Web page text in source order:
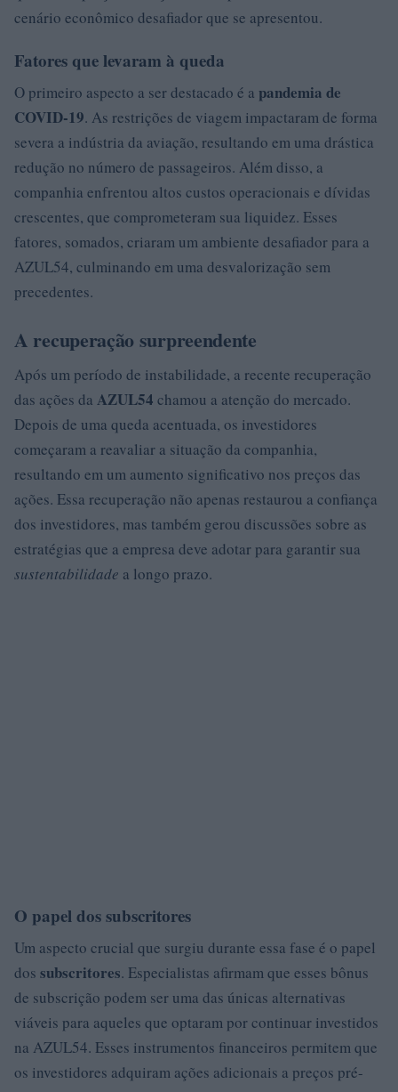
cenário econômico desafiador que se apresentou.
Fatores que levaram à queda
O primeiro aspecto a ser destacado é a pandemia de
COVID-19. As restrições de viagem impactaram de forma
severa a indústria da aviação, resultando em uma drástica
redução no número de passageiros. Além disso, a
companhia enfrentou altos custos operacionais e dívidas
crescentes, que comprometeram sua liquidez. Esses
fatores, somados, criaram um ambiente desafiador para a
AZUL54, culminando em uma desvalorização sem
precedentes.
A recuperação surpreendente
Após um período de instabilidade, a recente recuperação
das ações da AZUL54 chamou a atenção do mercado.
Depois de uma queda acentuada, os investidores
começaram a reavaliar a situação da companhia,
resultando em um aumento significativo nos preços das
ações. Essa recuperação não apenas restaurou a confiança
dos investidores, mas também gerou discussões sobre as
estratégias que a empresa deve adotar para garantir sua
sustentabilidade a longo prazo.
O papel dos subscritores
Um aspecto crucial que surgiu durante essa fase é o papel
dos subscritores. Especialistas afirmam que esses bônus
de subscrição podem ser uma das únicas alternativas
viáveis para aqueles que optaram por continuar investidos
na AZUL54. Esses instrumentos financeiros permitem que
os investidores adquiram ações adicionais a preços pré-